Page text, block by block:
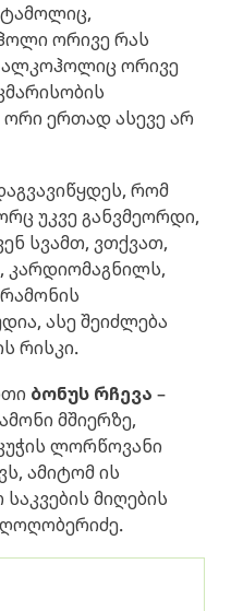
ორივე რას
ალკოჰოლიც ორივე
ორი ერთად ასევე არ
რომ
უკვე განვმეორდი,
სვამთ, ვთქვათ,
კარდიომაგნილს,
ასე შეიძლება
რისკი.
ბონუს რჩევა –
მშიერზე,
ლორწოვანი
ამიტომ ის
მიღების
ღოღობერიძე.